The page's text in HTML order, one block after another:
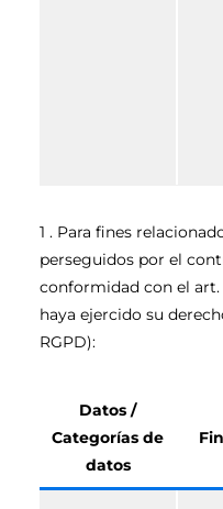
1 . Para fines
perseguidos por el
conformidad con el art.
haya ejercido su
RGPD):
Datos /
Categorías de
datos